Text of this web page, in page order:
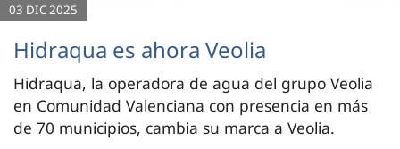
03 DIC 2025
Hidraqua es ahora Veolia
Hidraqua, la operadora de agua del grupo Veolia
en Comunidad Valenciana con presencia en más
de 70 municipios, cambia su marca a Veolia.